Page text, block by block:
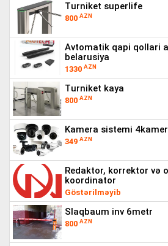
turniket superlife
800 AZN
avtomatik qapi qollari alutech sw 500
belarusiya
1330 AZN
turniket kaya
800 AZN
kamera sistemi
349 AZN
redaktor, korrektor və operatorlarla iş üzrə
koordinator
Göstərilməyib
slaqbaum inv 6metr
800 AZN